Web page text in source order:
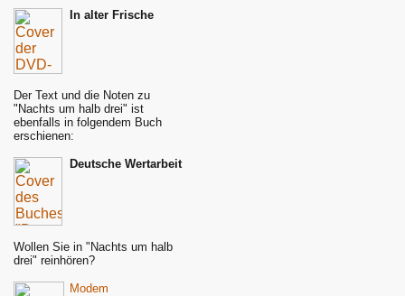
In alter Frische
Der Text und die Noten zu
"Nachts um halb drei" ist
ebenfalls in folgendem Buch
erschienen:
Deutsche Wertarbeit
Wollen Sie in "Nachts um halb
drei" reinhören?
Modem